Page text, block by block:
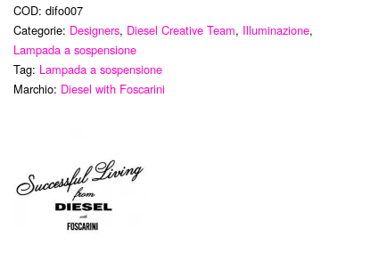
COD: difo007
Categorie: Designers, Diesel Creative Team, Illuminazione,
Lampada a sospensione
Tag: Lampada a sospensione
Marchio: Diesel with Foscarini